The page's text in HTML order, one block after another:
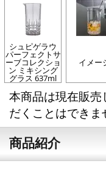
シュピゲラウ
パーフェクトサ
ーブコレクショ
ン ミキシング
グラス 637ml
イメー
本商品は現在販売
だくことはできま
商品紹介